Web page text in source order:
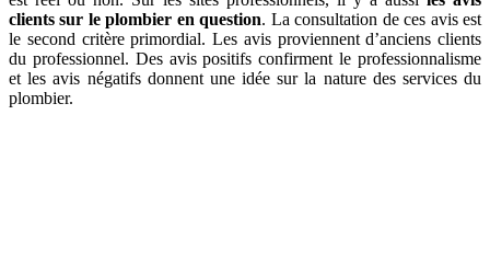
clients sur le plombier en question. La consultation de ces avis est
le second critère primordial. Les avis proviennent d’anciens clients
du professionnel. Des avis positifs confirment le professionnalisme
et les avis négatifs donnent une idée sur la nature des services du
plombier.